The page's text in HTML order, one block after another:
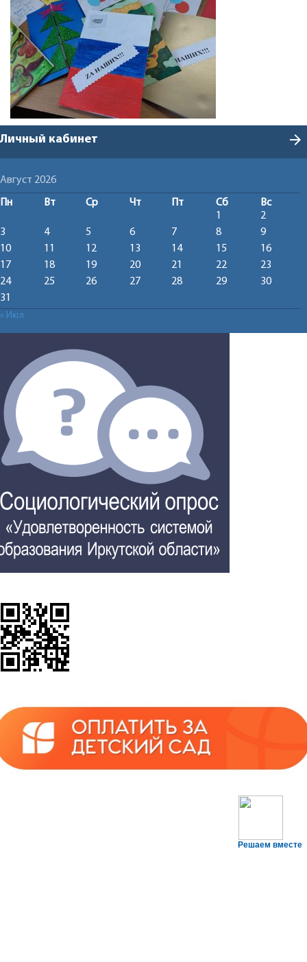
Личный кабинет arrow_forward
Август 2026
Пн Вт Ср Чт Пт Сб
Вс
1
2
3
4 5 6 7 8
9
10
11 12 13 14 15
16
17
18 19 20 21 22
23
24
25 26 27 28 29
30
31
« Июл
Решаем вместе